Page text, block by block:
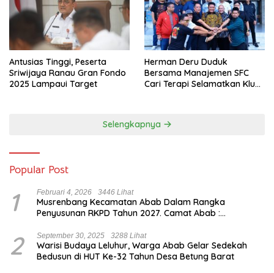
Antusias Tinggi, Peserta
Sriwijaya Ranau Gran Fondo
2025 Lampaui Target
Herman Deru Duduk
Bersama Manajemen SFC
Cari Terapi Selamatkan Klub
Selengkapnya
Popular Post
1 Februari 4, 2026 3446 Lihat
Musrenbang Kecamatan Abab Dalam Rangka
Penyusunan RKPD Tahun 2027. Camat Abab :
2 September 30, 2025 3288 Lihat
Warisi Budaya Leluhur, Warga Abab Gelar Sedekah
Bedusun di HUT Ke-32 Tahun Desa Betung Barat